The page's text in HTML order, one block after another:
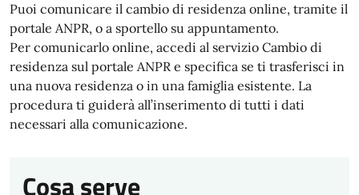
Puoi comunicare il cambio di residenza online, tramite il
portale ANPR, o a sportello su appuntamento.
Per comunicarlo online, accedi al servizio Cambio di
residenza sul portale ANPR e specifica se ti trasferisci in
una nuova residenza o in una famiglia esistente. La
procedura ti guiderà all’inserimento di tutti i dati
necessari alla comunicazione.
Cosa serve